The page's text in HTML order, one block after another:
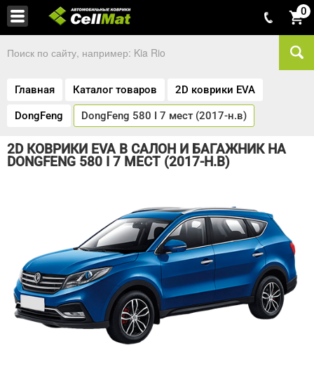
0
Главная Каталог товаров 2D коврики EVA
DongFeng DongFeng 580 I 7 мест (2017-н.в)
2D КОВРИКИ EVA В САЛОН И БАГАЖНИК НА
DONGFENG 580 I 7 МЕСТ (2017-Н.В)